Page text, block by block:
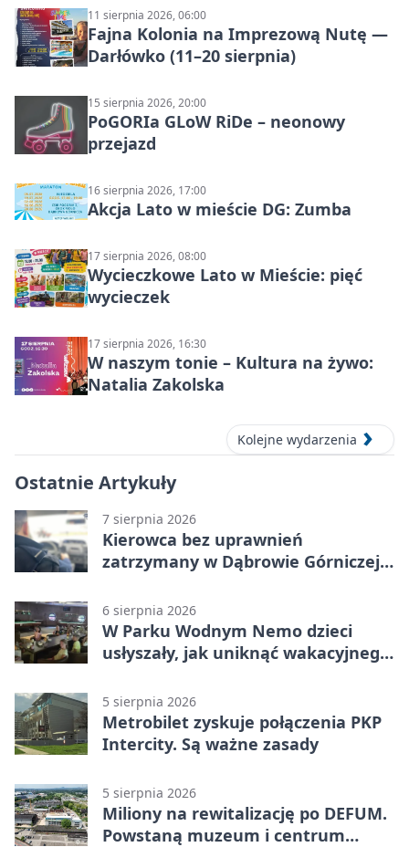
11 sierpnia 2026, 06:00
Fajna Kolonia na Imprezową Nutę —
Darłówko (11–20 sierpnia)
15 sierpnia 2026, 20:00
PoGORIa GLoW RiDe – neonowy
przejazd
16 sierpnia 2026, 17:00
Akcja Lato w mieście DG: Zumba
17 sierpnia 2026, 08:00
Wycieczkowe Lato w Mieście: pięć
wycieczek
17 sierpnia 2026, 16:30
W naszym tonie – Kultura na żywo:
Natalia Zakolska
Kolejne wydarzenia
Ostatnie Artykuły
7 sierpnia 2026
Kierowca bez uprawnień
zatrzymany w Dąbrowie Górniczej.
6 sierpnia 2026
W Parku Wodnym Nemo dzieci
usłyszały, jak uniknąć wakacyjnego
5 sierpnia 2026
Metrobilet zyskuje połączenia PKP
Intercity. Są ważne zasady
5 sierpnia 2026
Miliony na rewitalizację po DEFUM.
Powstaną muzeum i centrum